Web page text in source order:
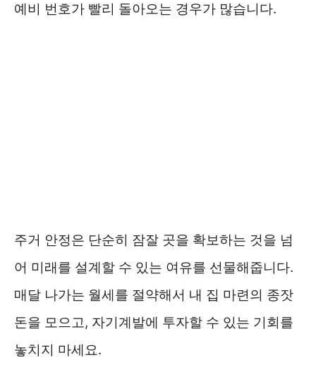
예비 번호가 빨리 돌아오는 경우가 많습니다.
주거 안정은 단순히 잠잘 곳을 확보하는 것을 넘
어 미래를 설계할 수 있는 여유를 선물해줍니다.
매달 나가는 월세를 절약해서 내 집 마련의 종잣
돈을 모으고, 자기계발에 투자할 수 있는 기회를
놓치지 마세요.